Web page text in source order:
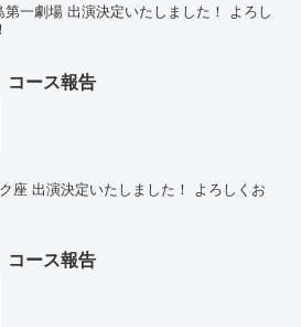
一劇場 出演決定いたしました！ よろし
コース報告
座 出演決定いたしました！ よろしくお
コース報告